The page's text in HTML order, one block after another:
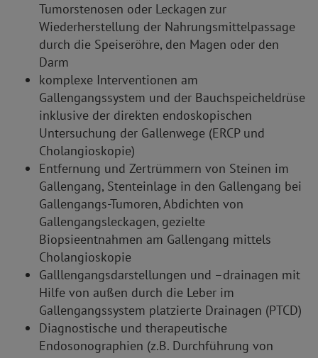
Tumorstenosen oder Leckagen zur
Wiederherstellung der Nahrungsmittelpassage
durch die Speiseröhre, den Magen oder den
Darm
komplexe Interventionen am
Gallengangssystem und der Bauchspeicheldrüse
inklusive der direkten endoskopischen
Untersuchung der Gallenwege (ERCP und
Cholangioskopie)
Entfernung und Zertrümmern von Steinen im
Gallengang, Stenteinlage in den Gallengang bei
Gallengangs-Tumoren, Abdichten von
Gallengangsleckagen, gezielte
Biopsieentnahmen am Gallengang mittels
Cholangioskopie
Galllengangsdarstellungen und –drainagen mit
Hilfe von außen durch die Leber im
Gallengangssystem platzierte Drainagen (PTCD)
Diagnostische und therapeutische
Endosonographien (z.B. Durchführung von